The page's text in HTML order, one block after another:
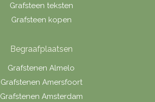
Grafsteen teksten
Grafsteen kopen
Begraafplaatsen
Grafstenen Almelo
Grafstenen Amersfoort
Grafstenen Amsterdam